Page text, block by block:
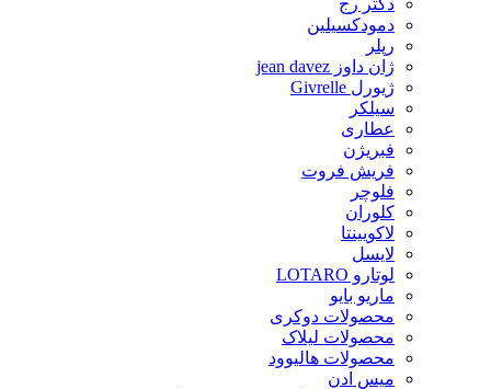
دکتر رج
دمودکسیلین
رپلر
ژان داوز jean davez
ژیورل Givrelle
سیلکر
عطاری
فبریژن
فریش فروت
فلوچر
کلوران
لاکویینتا
لایسل
لوتارو LOTARO
ماریو بایو
محصولات دوکری
محصولات لیلاک
محصولات هالیوود
میس ادن